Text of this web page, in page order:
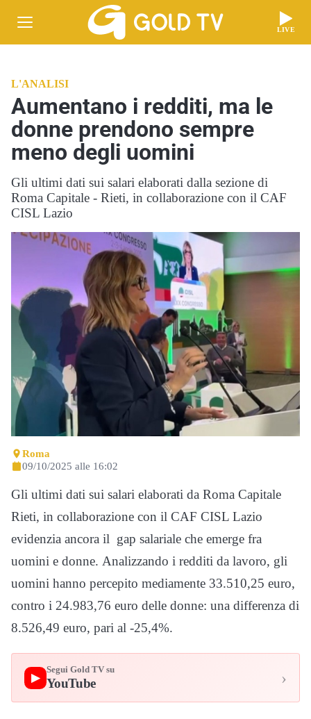
LIVE
L'ANALISI
Aumentano i redditi, ma le
donne prendono sempre
meno degli uomini
Gli ultimi dati sui salari elaborati dalla sezione di
Roma Capitale - Rieti, in collaborazione con il CAF
CISL Lazio
Roma
09/10/2025 alle 16:02
Gli ultimi dati sui salari elaborati da Roma Capitale
Rieti, in collaborazione con il CAF CISL Lazio
evidenzia ancora il gap salariale che emerge fra
uomini e donne. Analizzando i redditi da lavoro, gli
uomini hanno percepito mediamente 33.510,25 euro,
contro i 24.983,76 euro delle donne: una differenza di
8.526,49 euro, pari al -25,4%.
▶
Segui Gold TV su
YouTube ›